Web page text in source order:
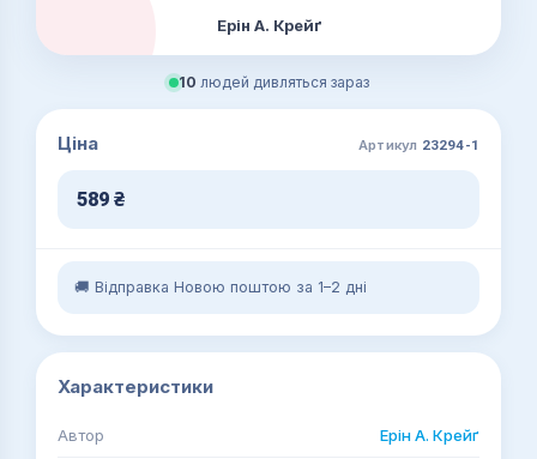
Ерін А. Крейґ
10 людей дивляться зараз
Ціна Артикул 23294-1
589 ₴
🚚 Відправка Новою поштою за 1–2 дні
Характеристики
Автор Ерін А. Крейґ